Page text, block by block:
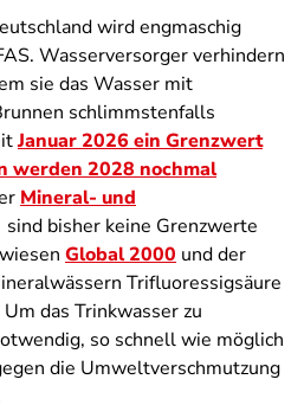
wird engmaschig
Wasserversorger verhindern
sie das Wasser mit
schlimmstenfalls
Januar 2026 ein Grenzwert
werden 2028 nochmal
Mineral- und
sind bisher keine Grenzwerte
Global 2000 und der
Trifluoressigsäure
das Trinkwasser zu
so schnell wie möglich
die Umweltverschmutzung